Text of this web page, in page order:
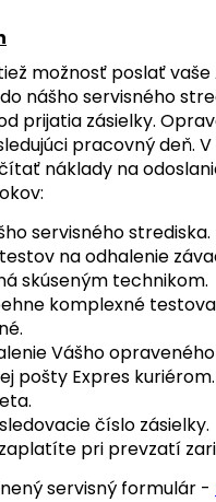
možnosť poslať
nášho servisného
prijatia zásielky.
pracovný deň.
náklady na
servisného strediska.
na odhalenie
skúseným technikom.
komplexné
Vášho
pošty Expres
číslo zásielky.
pri prevzatí
servisný formulár -